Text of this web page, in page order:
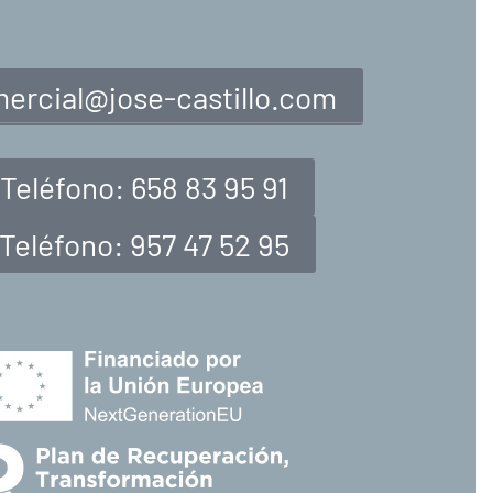
castillo.com
Teléfono: 658 83 95 91
957 47 52 95